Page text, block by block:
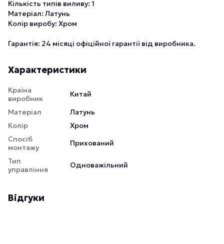
Кількість типів виливу: 1
Матеріал: Латунь
Колір виробу: Хром
Гарантія: 24 місяці офіційної гарантії від виробника.
Характеристики
Країна
виробник
Китай
Матеріал
Латунь
Колір
Хром
Спосіб
монтажу
Прихований
Тип
управління
Одноважільний
Відгуки